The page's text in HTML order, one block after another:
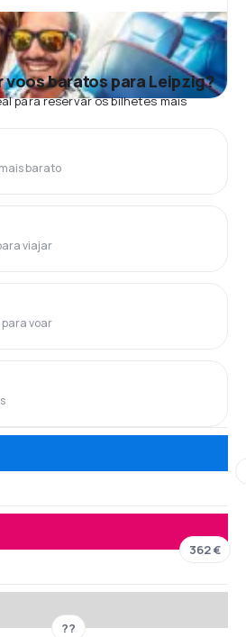
baratos para Leipzig?
para reservar os bilhetes mais
barato
viajar
para voar
362 €
??